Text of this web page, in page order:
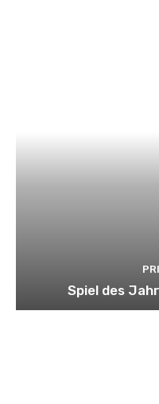
Spiel des